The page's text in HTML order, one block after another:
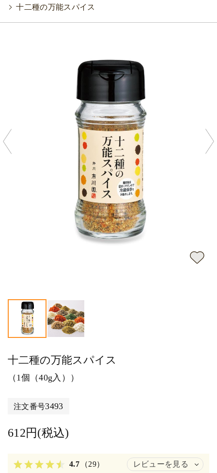
> 十二種の万能スパイス
十二種の万能スパイス
（1個（40g入））
注文番号3493
612円(税込)
4.7 （29） レビューを見る